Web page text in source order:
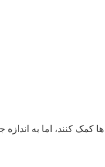
ها کمک کنند، اما به